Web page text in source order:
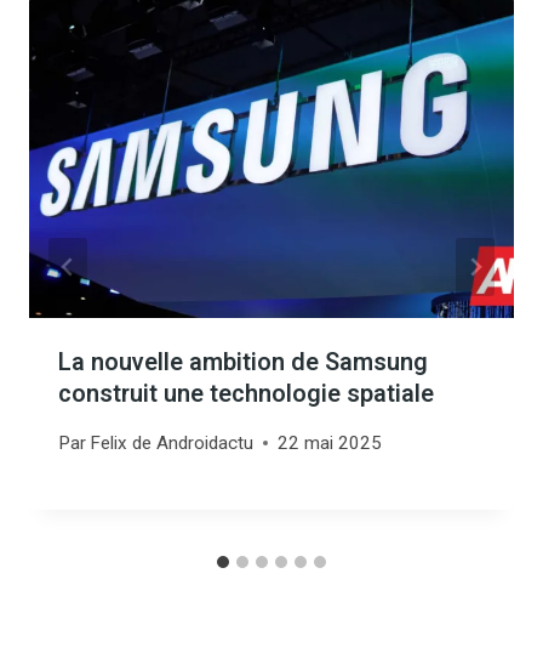
La nouvelle ambition de Samsung
construit une technologie spatiale
Par Felix de Androidactu 22 mai 2025